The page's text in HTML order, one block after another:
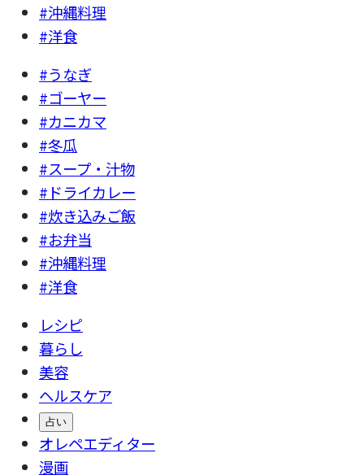
#沖縄料理
#洋食
#うなぎ
#ゴーヤー
#カニカマ
#冬瓜
#スープ・汁物
#ドライカレー
#炊き込みご飯
#お弁当
#沖縄料理
#洋食
レシピ
暮らし
美容
ヘルスケア
占い
オレペエディター
漫画